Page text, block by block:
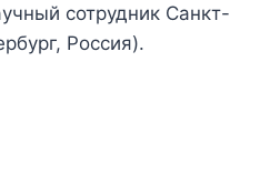
сотрудник Санкт-
Россия).